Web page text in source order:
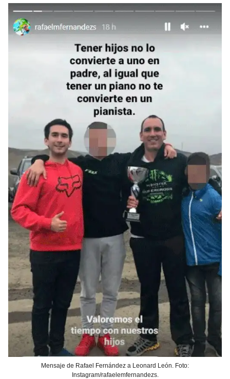
Mensaje de Rafael Fernández a Leonard León. Foto:
Instagram/rafaelemfernandezs.